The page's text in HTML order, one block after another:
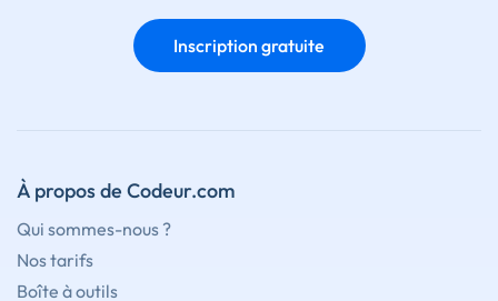
Inscription gratuite
À propos de Codeur.com
Qui sommes-nous ?
Nos tarifs
Boîte à outils